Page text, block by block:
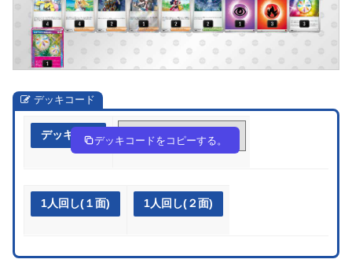
デッキコード
デッキ作成 fkffwF-fki8H7-FVvFVk
デッキコードをコピーする。
1人回し(１面) 1人回し(２面)